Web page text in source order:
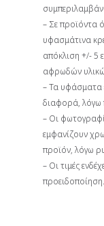
– Σε προϊόντα
υφασμάτινα
απόκλιση +/- 5
αφρωδών
– Τα υφάσματα
διαφορά, λόγω
– Οι
εμφανίζουν
προϊόν, λόγω
– Οι τιμές
προειδοποίηση.